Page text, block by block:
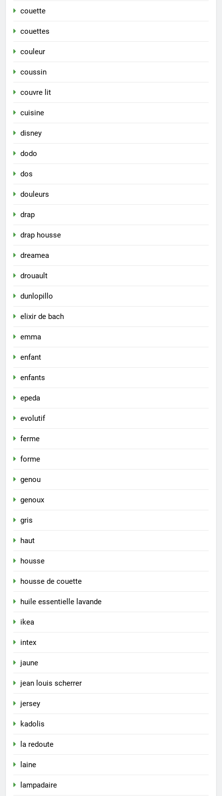
couette
couettes
couleur
coussin
couvre lit
cuisine
disney
dodo
dos
douleurs
drap
drap housse
dreamea
drouault
dunlopillo
elixir de bach
emma
enfant
enfants
epeda
evolutif
ferme
forme
genou
genoux
gris
haut
housse
housse de couette
huile essentielle lavande
ikea
intex
jaune
jean louis scherrer
jersey
kadolis
la redoute
laine
lampadaire